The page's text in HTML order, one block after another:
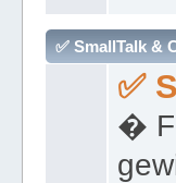
✅ SmallTalk &
✅
�